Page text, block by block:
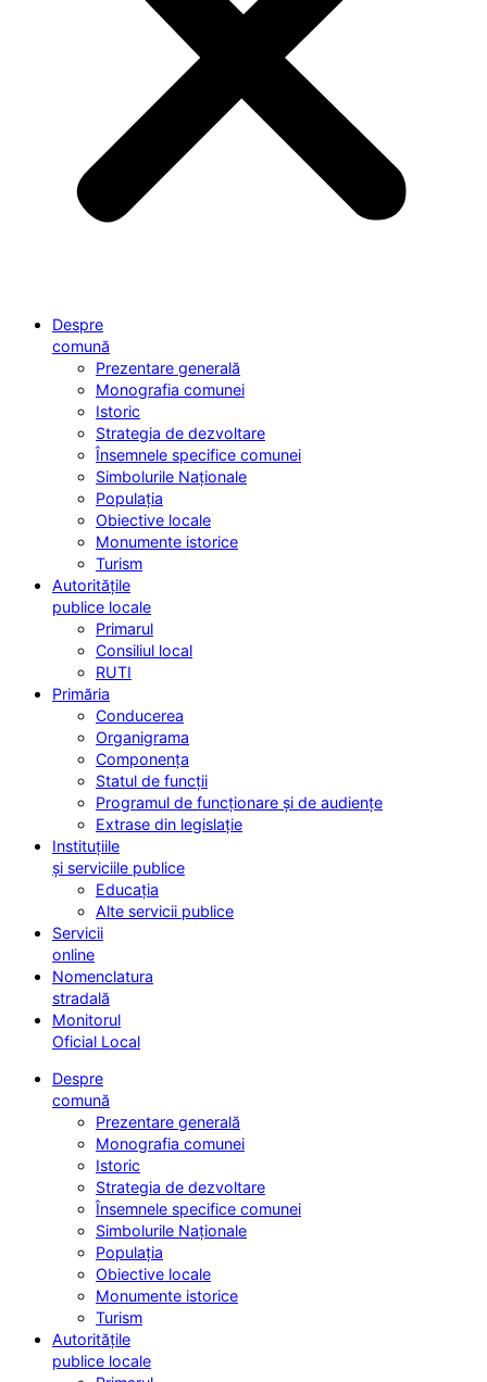
Despre
comună
Prezentare generală
Monografia comunei
Istoric
Strategia de dezvoltare
Însemnele specifice comunei
Simbolurile Naționale
Populația
Obiective locale
Monumente istorice
Turism
Autoritățile
publice locale
Primarul
Consiliul local
RUTI
Primăria
Conducerea
Organigrama
Componența
Statul de funcții
Programul de funcționare și de audiențe
Extrase din legislație
Instituțiile
și serviciile publice
Educația
Alte servicii publice
Servicii
online
Nomenclatura
stradală
Monitorul
Oficial Local
Despre
comună
Prezentare generală
Monografia comunei
Istoric
Strategia de dezvoltare
Însemnele specifice comunei
Simbolurile Naționale
Populația
Obiective locale
Monumente istorice
Turism
Autoritățile
publice locale